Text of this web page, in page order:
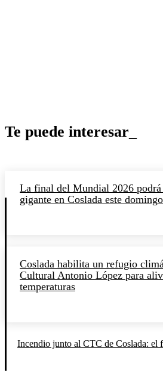
Te puede interesar_
La final del Mundial 2026 podrá
gigante en Coslada este domingo
Coslada habilita un refugio
Cultural Antonio López para
temperaturas
Incendio junto al CTC de Coslada: el